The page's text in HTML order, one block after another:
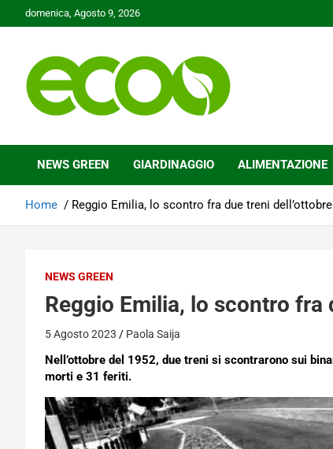
to
domenica, Agosto 9, 2026
Ecoo.it
NEWS GREEN GIARDINAGGIO ALIMENTAZIONE
Home Reggio Emilia, lo scontro fra due treni
NEWS GREEN
Reggio Emilia, lo scontro fra
5 Agosto 2023 Paola Saija
Nell’ottobre del 1952, due treni si scontrarono sui
morti e 31 feriti.